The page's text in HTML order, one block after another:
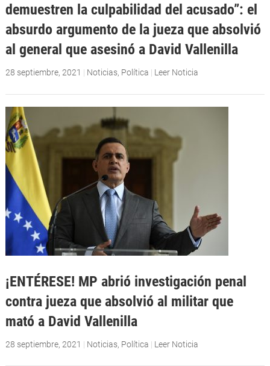
demuestren la culpabilidad del acusado”: el
absurdo argumento de la jueza que absolvió
al general que asesinó a David Vallenilla
28 septiembre, 2021 | Noticias, Política | Leer Noticia
¡ENTÉRESE! MP abrió investigación penal
contra jueza que absolvió al militar que
mató a David Vallenilla
28 septiembre, 2021 | Noticias, Política | Leer Noticia